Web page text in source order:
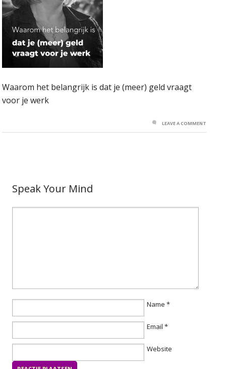
Waarom het belangrijk is dat je (meer) geld vraagt
voor je werk
LEAVE A COMMENT
Speak Your Mind
Name *
Email *
Website